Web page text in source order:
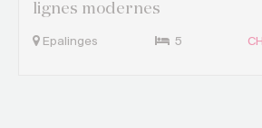
lignes modernes
Epalinges 5